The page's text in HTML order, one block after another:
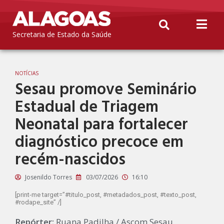
Secretaria de Estado da Saúde
NOTÍCIAS
Sesau promove Seminário
Estadual de Triagem
Neonatal para fortalecer
diagnóstico precoce em
recém-nascidos
Josenildo Torres 03/07/2026 16:10
[print-me target=”#titulo_post, #metadados_post, #texto_post,
#rodape_site” /]